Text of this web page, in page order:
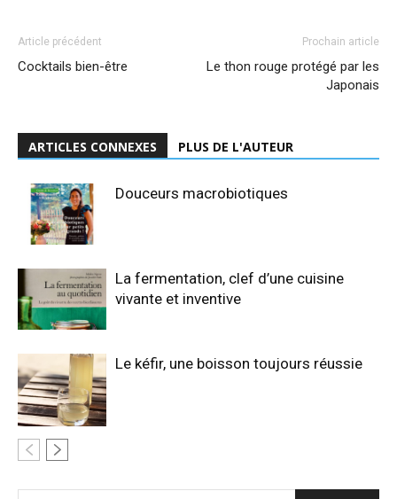
Article précédent
Cocktails bien-être
Prochain article
Le thon rouge protégé par les
Japonais
ARTICLES CONNEXES PLUS DE L'AUTEUR
Douceurs macrobiotiques
La fermentation, clef d’une cuisine
vivante et inventive
Le kéfir, une boisson toujours réussie